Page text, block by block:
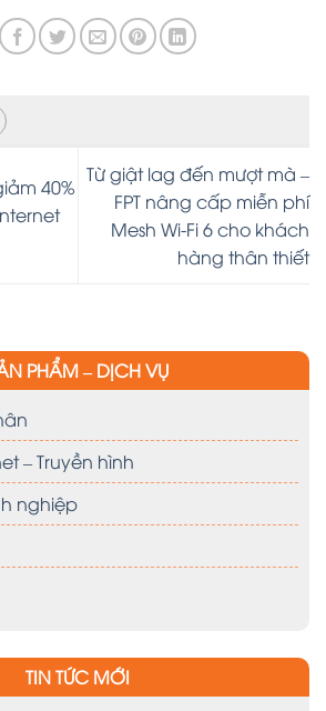
PHẨM – DỊCH VỤ
– Truyền hình
nghiệp
TIN TỨC MỚI
40%
Từ giật lag đến mượt mà –
FPT nâng cấp miễn phí
Mesh Wi-Fi 6 cho khách
hàng thân thiết